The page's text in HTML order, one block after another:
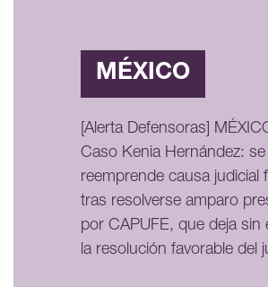
MÉXICO
[Alerta Defensoras]
Caso Kenia Hernández: se
reemprende causa judicial
tras resolverse amparo
por CAPUFE, que deja sin
la resolución favorable del